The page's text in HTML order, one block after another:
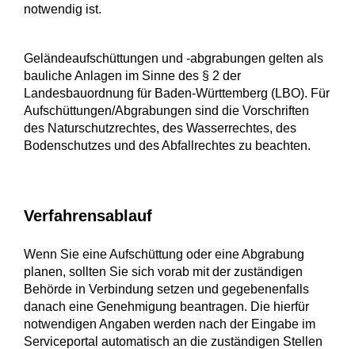
notwendig ist.
Geländeaufschüttungen und -abgrabungen gelten als
bauliche Anlagen im Sinne des § 2 der
Landesbauordnung für Baden-Württemberg (LBO). Für
Aufschüttungen/Abgrabungen sind die Vorschriften
des Naturschutzrechtes, des Wasserrechtes, des
Bodenschutzes und des Abfallrechtes zu beachten.
Verfahrensablauf
Wenn Sie eine Aufschüttung oder eine Abgrabung
planen, sollten Sie sich vorab mit der zuständigen
Behörde in Verbindung setzen und gegebenenfalls
danach eine Genehmigung beantragen. Die hierfür
notwendigen Angaben werden nach der Eingabe im
Serviceportal automatisch an die zuständigen Stellen